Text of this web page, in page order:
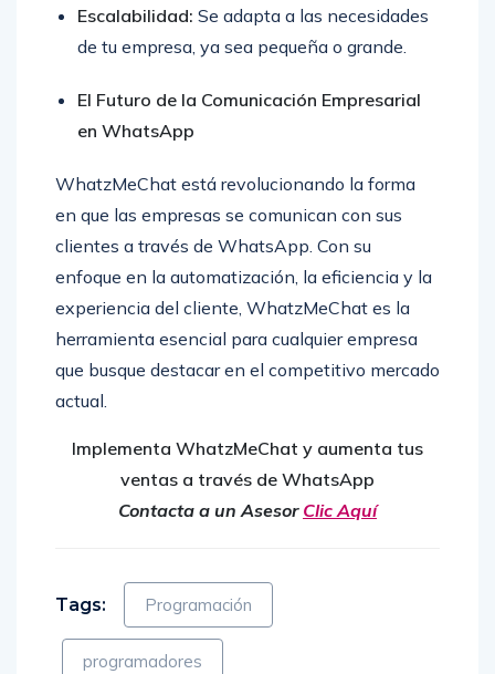
Escalabilidad: Se adapta a las necesidades
de tu empresa, ya sea pequeña o grande.
El Futuro de la Comunicación Empresarial
en WhatsApp
WhatzMeChat está revolucionando la forma
en que las empresas se comunican con sus
clientes a través de WhatsApp. Con su
enfoque en la automatización, la eficiencia y la
experiencia del cliente, WhatzMeChat es la
herramienta esencial para cualquier empresa
que busque destacar en el competitivo mercado
actual.
Implementa WhatzMeChat y aumenta tus
ventas a través de WhatsApp
Contacta a un Asesor Clic Aquí
Tags: Programación
programadores